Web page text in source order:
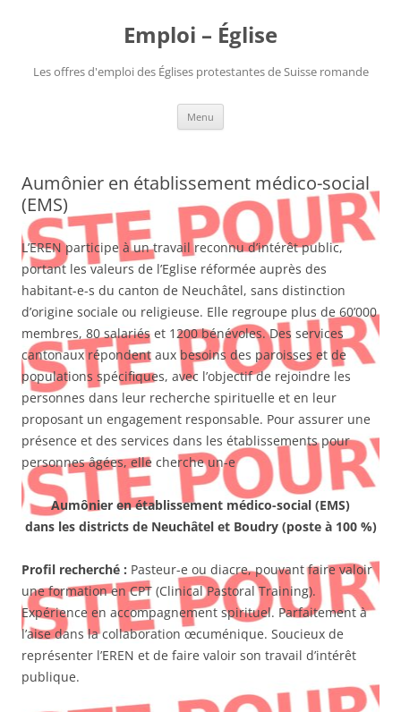
Emploi – Église
Les offres d'emploi des Églises protestantes de Suisse romande
Menu
Aumônier en établissement médico-social
(EMS)
L’EREN participe à un travail reconnu d’intérêt public,
portant les valeurs de l’Eglise réformée auprès des
habitant-e-s du canton de Neuchâtel, sans distinction
d’origine sociale ou religieuse. Elle regroupe plus de 60’000
membres, 80 salariés et 1200 bénévoles. Des services
cantonaux répondent aux besoins des paroisses et de
populations spécifiques, avec l’objectif de rejoindre les
personnes dans leur recherche spirituelle et en leur
proposant un engagement responsable. Pour assurer une
présence et des services dans les établissements pour
personnes âgées, elle cherche un-e
Aumônier en établissement médico-social (EMS)
dans les districts de Neuchâtel et Boudry (poste à 100 %)
Profil recherché : Pasteur-e ou diacre, pouvant faire valoir
une formation en CPT (Clinical Pastoral Training).
Expérience en accompagnement spirituel. Parfaitement à
l’aise dans la collaboration œcuménique. Soucieux de
représenter l’EREN et de faire valoir son travail d’intérêt
publique.